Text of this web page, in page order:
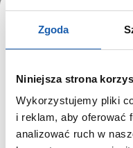
Zgoda
Niniejsza strona
Wykorzystujemy pliki
i reklam, aby oferować
analizować ruch w
Historia
Misja, wizja i wartości
Ważne daty
Zgoda na ciasteczka
PRODUKTY
Zegarki